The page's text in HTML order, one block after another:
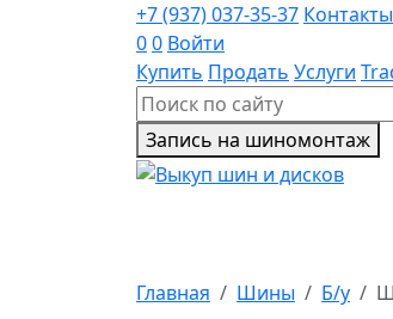
+7 (937) 037-35-37 Контакты
00 Войти
Купить Продать Услуги
Запись на шиномонтаж
Главная Шины Б/у